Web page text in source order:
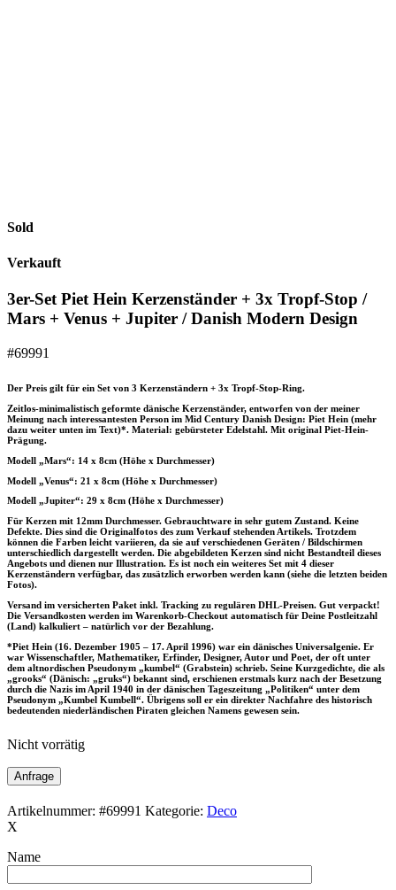
Sold
Verkauft
3er-Set Piet Hein Kerzenständer + 3x Tropf-Stop /
Mars + Venus + Jupiter / Danish Modern Design
#69991
Der Preis gilt für ein Set von 3 Kerzenständern + 3x Tropf-Stop-Ring.
Zeitlos-minimalistisch geformte dänische Kerzenständer, entworfen von der meiner
Meinung nach interessantesten Person im Mid Century Danish Design: Piet Hein (mehr
dazu weiter unten im Text)*. Material: gebürsteter Edelstahl. Mit original Piet-Hein-
Prägung.
Modell „Mars“: 14 x 8cm (Höhe x Durchmesser)
Modell „Venus“: 21 x 8cm (Höhe x Durchmesser)
Modell „Jupiter“: 29 x 8cm (Höhe x Durchmesser)
Für Kerzen mit 12mm Durchmesser. Gebrauchtware in sehr gutem Zustand. Keine
Defekte. Dies sind die Originalfotos des zum Verkauf stehenden Artikels. Trotzdem
können die Farben leicht variieren, da sie auf verschiedenen Geräten / Bildschirmen
unterschiedlich dargestellt werden. Die abgebildeten Kerzen sind nicht Bestandteil dieses
Angebots und dienen nur Illustration. Es ist noch ein weiteres Set mit 4 dieser
Kerzenständern verfügbar, das zusätzlich erworben werden kann (siehe die letzten beiden
Fotos).
Versand im versicherten Paket inkl. Tracking zu regulären DHL-Preisen. Gut verpackt!
Die Versandkosten werden im Warenkorb-Checkout automatisch für Deine Postleitzahl
(Land) kalkuliert – natürlich vor der Bezahlung.
*Piet Hein (16. Dezember 1905 – 17. April 1996) war ein dänisches Universalgenie. Er
war Wissenschaftler, Mathematiker, Erfinder, Designer, Autor und Poet, der oft unter
dem altnordischen Pseudonym „kumbel“ (Grabstein) schrieb. Seine Kurzgedichte, die als
„grooks“ (Dänisch: „gruks“) bekannt sind, erschienen erstmals kurz nach der Besetzung
durch die Nazis im April 1940 in der dänischen Tageszeitung „Politiken“ unter dem
Pseudonym „Kumbel Kumbell“. Übrigens soll er ein direkter Nachfahre des historisch
bedeutenden niederländischen Piraten gleichen Namens gewesen sein.
Nicht vorrätig
Anfrage
Artikelnummer: #69991 Kategorie: Deco
X
Name